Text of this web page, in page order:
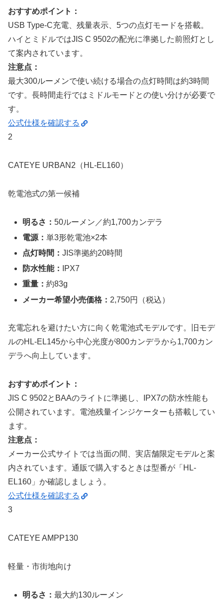
おすすめポイント：
USB Type-C充電、残量表示、5つの点灯モードを搭載。
ハイとミドルではJIS C 9502の配光に準拠した前照灯とし
て案内されています。
注意点：
最大300ルーメンで使い続ける場合の点灯時間は約3時間
です。長時間走行ではミドルモードとの使い分けが必要で
す。
公式仕様を確認する
2
CATEYE URBAN2（HL-EL160）
乾電池式の第一候補
明るさ：50ルーメン／約1,700カンデラ
電源：単3形乾電池×2本
点灯時間：JIS準拠約20時間
防水性能：
IPX7
重量：約83g
メーカー希望小売価格： 2,750円（税込）
充電忘れを避けたい方に向く乾電池式モデルです。旧モデ
ルのHL-EL145から中心光度が800カンデラから1,700カン
デラへ向上しています。
おすすめポイント：
JIS C 9502とBAAのライトに準拠し、IPX7の防水性能も
公開されています。電池残量インジケーターも搭載してい
ます。
注意点：
メーカー公式サイトでは当面の間、実店舗限定モデルと案
内されています。通販で購入するときは型番が「HL-
EL160」か確認しましょう。
公式仕様を確認する
3
CATEYE AMPP130
軽量・市街地向け
明るさ：最大約130ルーメン